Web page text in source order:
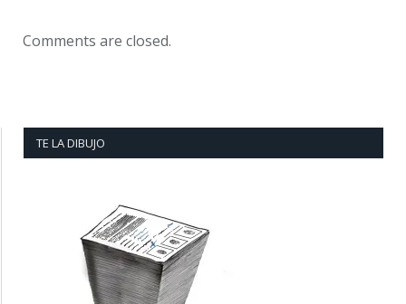
Comments are closed.
TE LA DIBUJO